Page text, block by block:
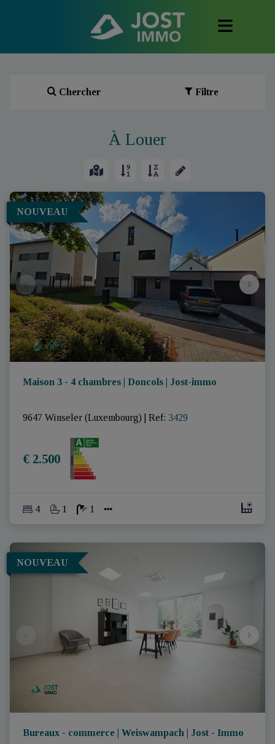
Chercher Filtre
À Louer
NOUVEAU
Maison 3 - 4 chambres | Doncols | Jost-immo
9647 Winseler (Luxembourg) Ref: 3429
€ 2.500
4 1 1
NOUVEAU
Bureaux - commerce | Weiswampach | Jost - Immo